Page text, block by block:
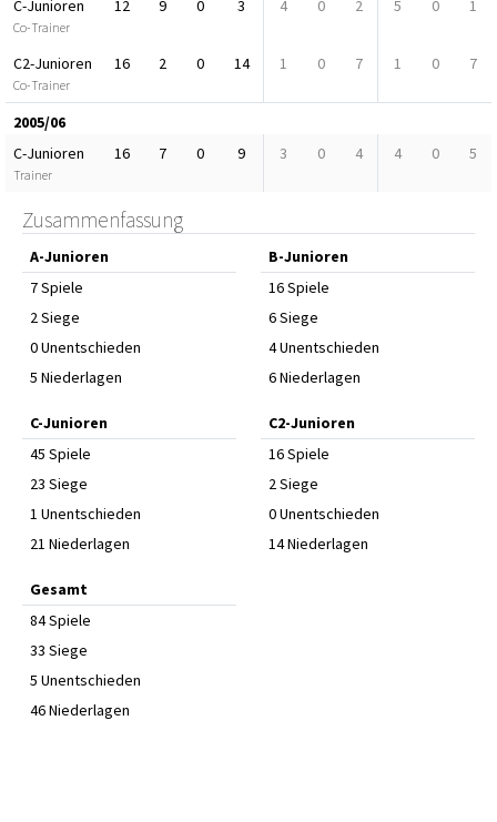
C-Junioren
Co-Trainer
12 9 0 3 4 0 2 5 0 1
C2-Junioren
Co-Trainer
16 2 0 14 1 0 7 1 0 7
2005/06
C-Junioren
Trainer
16 7 0 9 3 0 4 4 0 5
Zusammenfassung
A-Junioren
7 Spiele
2 Siege
0 Unentschieden
5 Niederlagen
B-Junioren
16 Spiele
6 Siege
4 Unentschieden
6 Niederlagen
C-Junioren
45 Spiele
23 Siege
1 Unentschieden
21 Niederlagen
C2-Junioren
16 Spiele
2 Siege
0 Unentschieden
14 Niederlagen
Gesamt
84 Spiele
33 Siege
5 Unentschieden
46 Niederlagen